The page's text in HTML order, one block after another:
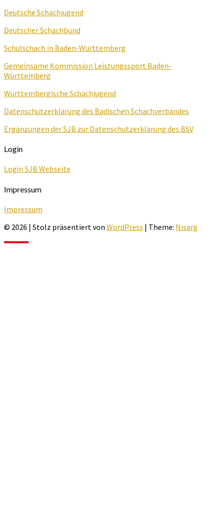
Deutsche Schachjugend
Deutscher Schachbund
Schulschach in Baden-Württemberg
Gemeinsame Kommission Leistungssport Baden-
Württemberg
Württembergische Schachjugend
Datenschutzerklärung des Badischen Schachverbandes
Ergänzungen der SJB zur Datenschutzerklärung des BSV
Login
Login SJB Webseite
Impressum
Impressum
© 2026 | Stolz präsentiert von WordPress | Theme: Nisarg